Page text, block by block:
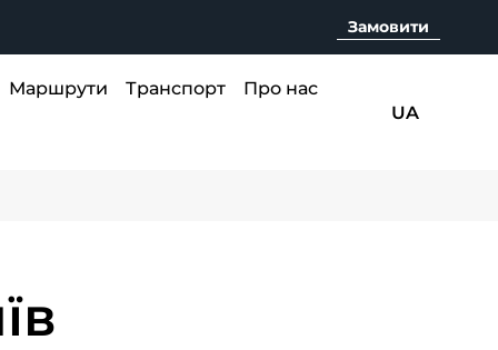
Замовити
Маршрути Транспорт
Про нас
UA
EN